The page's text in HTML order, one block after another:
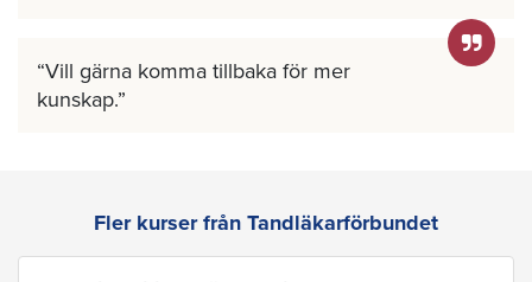
Vill gärna komma tillbaka för mer
kunskap.
Fler kurser från Tandläkarförbundet